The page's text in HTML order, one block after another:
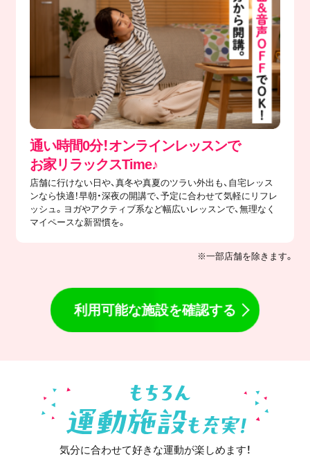
通い時間0分！オンラインレッスンで
​お家リラックスTime♪
店舗に行けない日や、真冬や真夏のツラい外出も、自宅レッス
ンなら快適！早朝・深夜の開講で、予定に合わせて気軽にリフレ
ッシュ。ヨガやアクティブ系など幅広いレッスンで、無理なく
マイペースな新習慣を。
※一部店舗を除きます。
利用可能な施設を確認する
気分に合わせて好きな運動が楽しめます！